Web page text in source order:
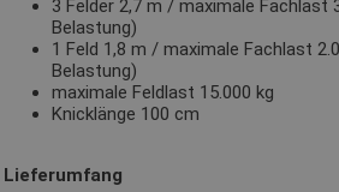
3 Felder 2,7 m / maximale Fachlast
Belastung)
1 Feld 1,8 m / maximale Fachlast
Belastung)
maximale Feldlast 15.000 kg
Knicklänge 100 cm
Lieferumfang